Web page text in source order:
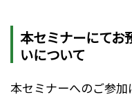
本セミナーにてお
いについて
本セミナーへのご参